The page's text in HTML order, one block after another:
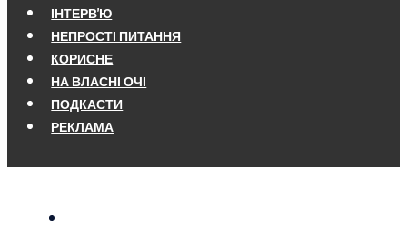
ІНТЕРВ'Ю
НЕПРОСТІ ПИТАННЯ
КОРИСНЕ
НА ВЛАСНІ ОЧІ
ПОДКАСТИ
РЕКЛАМА